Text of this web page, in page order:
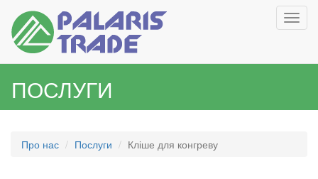
ПОСЛУГИ
Про нас Послуги Кліше для конгреву